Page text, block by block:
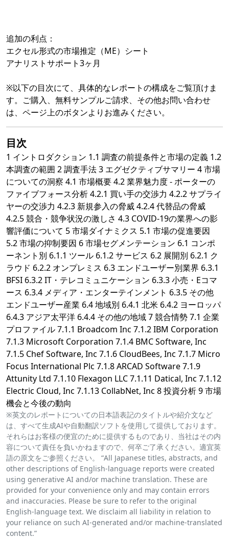
追加の利点：
エクセル形式の市場推定（ME）シート
アナリストサポート3ヶ月
※以下の目次にて、具体的なレポートの構成をご覧頂けま
す。ご購入、無料サンプルご請求、その他お問い合わせ
は、ページ上のボタンよりお進みください。
目次
1 イントロダクション 1.1 調査の前提条件と市場の定義 1.2
本調査の範囲 2 調査手法 3 エグゼクティブサマリー 4 市場
についての洞察 4.1 市場概要 4.2 業界魅力度 - ポーターの
ファイブフォース分析 4.2.1 買い手の交渉力 4.2.2 サプライ
ヤーの交渉力 4.2.3 新規参入の脅威 4.2.4 代替品の脅威
4.2.5 競合・競争状況の激しさ 4.3 COVID-19の業界への影
響評価について 5 市場ダイナミクス 5.1 市場の促進要因
5.2 市場の抑制要因 6 市場セグメンテーション 6.1 コンポ
ーネント別 6.1.1 ツール 6.1.2 サービス 6.2 展開別 6.2.1 ク
ラウド 6.2.2 オンプレミス 6.3 エンドユーザー別業界 6.3.1
BFSI 6.3.2 IT・テレコミュニケーション 6.3.3 小売・Eコマ
ース 6.3.4 メディア・エンターテインメント 6.3.5 その他
エンドユーザー産業 6.4 地域別 6.4.1 北米 6.4.2 ヨーロッパ
6.4.3 アジア太平洋 6.4.4 その他の地域 7 競合情勢 7.1 企業
プロファイル 7.1.1 Broadcom Inc 7.1.2 IBM Corporation
7.1.3 Microsoft Corporation 7.1.4 BMC Software, Inc
7.1.5 Chef Software, Inc 7.1.6 CloudBees, Inc 7.1.7 Micro
Focus International Plc 7.1.8 ARCAD Software 7.1.9
Attunity Ltd 7.1.10 Flexagon LLC 7.1.11 Datical, Inc 7.1.12
Electric Cloud, Inc 7.1.13 CollabNet, Inc 8 投資分析 9 市場
機会と今後の動向
※英文のレポートについての日本語表記のタイトルや紹介文など
は、すべて生成AIや自動翻訳ソフトを使用して提供しております。
それらはお客様の便宜のために提供するものであり、当社はその内
容について責任を負いかねますので、何卒ご了承ください。適宜英
語の原文をご参照ください。 “All Japanese titles, abstracts, and
other descriptions of English-language reports were created
using generative AI and/or machine translation. These are
provided for your convenience only and may contain errors
and inaccuracies. Please be sure to refer to the original
English-language text. We disclaim all liability in relation to
your reliance on such AI-generated and/or machine-translated
content.”